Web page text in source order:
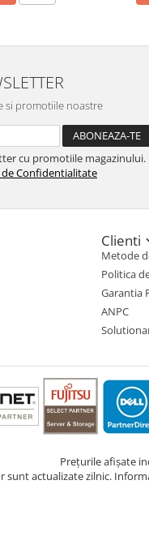
si promotiile noastre
cu promotiile magazinului.
de Confidentialitate
Clienti
Metode
Politica
Garantia
ANPC
Prețurile afișate
sunt actualizate zilnic.